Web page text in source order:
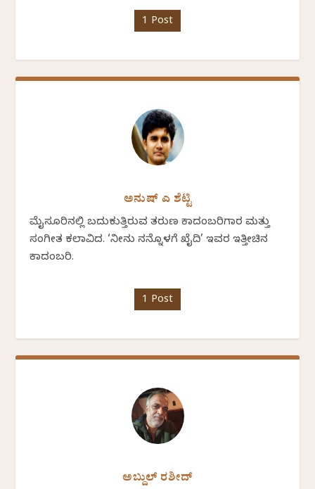
1 Post
ಅನುಷ್ ಎ ಶೆಟ್ಟಿ
ಮೈಸೂರಿನಲ್ಲಿ ಬದುಕುತ್ತಿರುವ ತರುಣ ಕಾದಂಬರಿಗಾರ ಮತ್ತು
ಸಂಗೀತ ಕಲಾವಿದ. ‘ನೀನು ನನ್ನೊಳಗೆ ಖೈದಿ’ ಇವರ ಇತ್ತೀಚಿನ
ಕಾದಂಬರಿ.
1 Post
ಅಬ್ದುಲ್ ರಶೀದ್